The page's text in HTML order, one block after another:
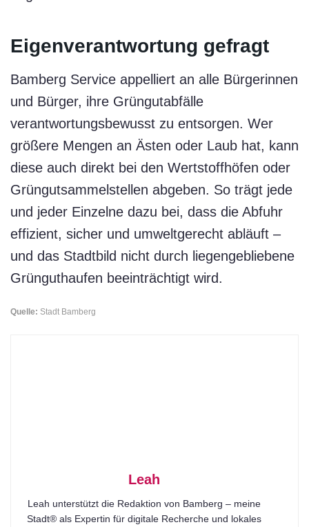
Eigenverantwortung gefragt
Bamberg Service appelliert an alle Bürgerinnen
und Bürger, ihre Grüngutabfälle
verantwortungsbewusst zu entsorgen. Wer
größere Mengen an Ästen oder Laub hat, kann
diese auch direkt bei den Wertstoffhöfen oder
Grüngutsammelstellen abgeben. So trägt jede
und jeder Einzelne dazu bei, dass die Abfuhr
effizient, sicher und umweltgerecht abläuft –
und das Stadtbild nicht durch liegengebliebene
Grünguthaufen beeinträchtigt wird.
Quelle: Stadt Bamberg
Leah
Leah unterstützt die Redaktion von Bamberg – meine
Stadt® als Expertin für digitale Recherche und lokales